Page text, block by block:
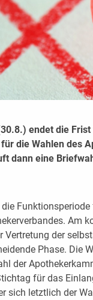
endet die
die Wahlen des
dann eine
Am
Vertretung der
Phase. Die
der
für das
sich letztlich der